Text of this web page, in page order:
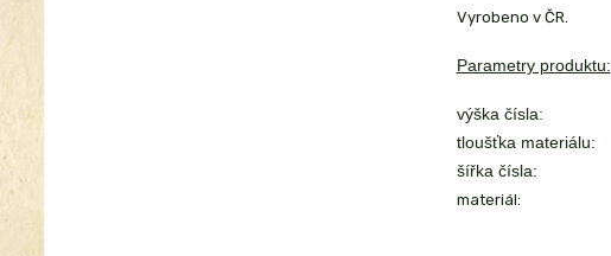
Vyrobeno v ČR.
Parametry produktu:
výška čísla:
tloušťka materiálu:
šířka čísla:
materiál: